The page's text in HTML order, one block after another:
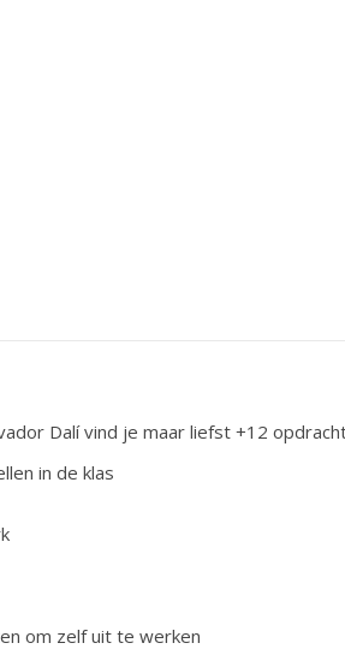
Dalí vind je maar liefst +12
in de klas
om zelf uit te werken